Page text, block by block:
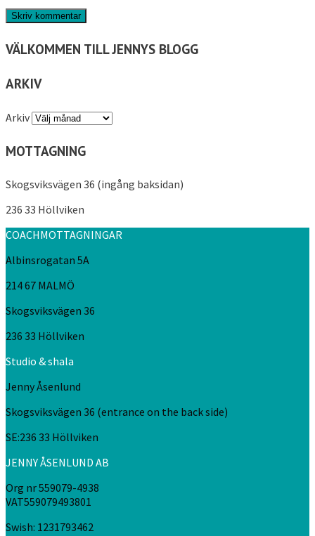
VÄLKOMMEN TILL JENNYS BLOGG
ARKIV
Arkiv
MOTTAGNING
Skogsviksvägen 36 (ingång baksidan)
236 33 Höllviken
COACHMOTTAGNINGAR
Albinsrogatan 5A
214 67 MALMÖ
Skogsviksvägen 36
236 33 Höllviken
Studio & shala
Jenny Åsenlund
Skogsviksvägen 36 (entrance on the back side)
SE:236 33 Höllviken
JENNY ÅSENLUND AB
Org nr 559079-4938
VAT559079493801
Swish: 1231793462